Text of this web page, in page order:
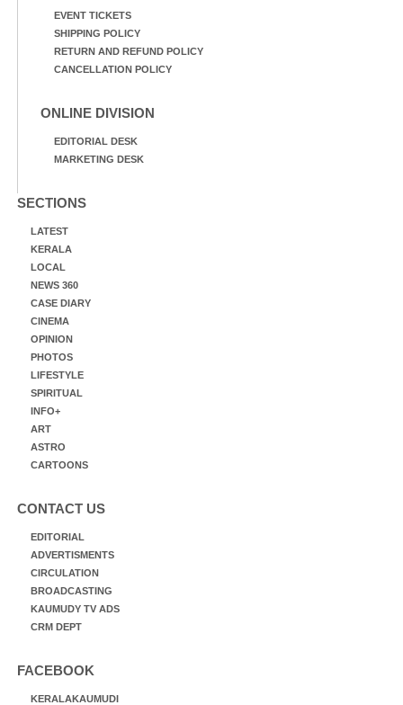
EVENT TICKETS
SHIPPING POLICY
RETURN AND REFUND POLICY
CANCELLATION POLICY
ONLINE DIVISION
EDITORIAL DESK
MARKETING DESK
SECTIONS
LATEST
KERALA
LOCAL
NEWS 360
CASE DIARY
CINEMA
OPINION
PHOTOS
LIFESTYLE
SPIRITUAL
INFO+
ART
ASTRO
CARTOONS
CONTACT US
EDITORIAL
ADVERTISMENTS
CIRCULATION
BROADCASTING
KAUMUDY TV ADS
CRM DEPT
FACEBOOK
KERALAKAUMUDI